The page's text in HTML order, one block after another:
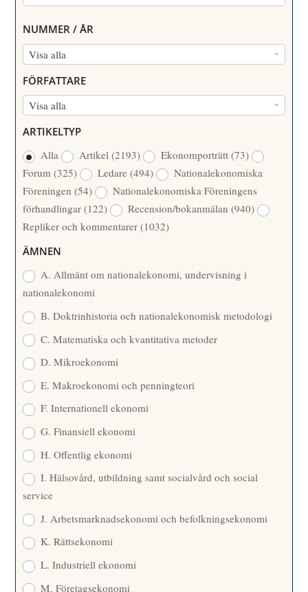
NUMMER / ÅR
Visa alla
N
M
M
/
Å
R
FÖRFATTARE
Visa alla
R
F
A
T
T
A
R
ARTIKELTYP
Alla
Artikel(2193) Ekonomporträtt(73)
Forum(325) Ledare(494)
Nationalekonomiska
Föreningen(54)
Nationalekonomiska Föreningens
förhandlingar(122) Recension/bokanmälan(940)
Repliker och kommentarer(1032)
ÄMNEN
A. Allmänt om nationalekonomi, undervisning i
nationalekonomi
B. Doktrinhistoria och nationalekonomisk metodologi
C. Matematiska och kvantitativa metoder
D. Mikroekonomi
E. Makroekonomi och penningteori
F. Internationell ekonomi
G. Finansiell ekonomi
H. Offentlig ekonomi
I. Hälsovård, utbildning samt socialvård och social
service
J. Arbetsmarknadsekonomi och befolkningsekonomi
K. Rättsekonomi
L. Industriell ekonomi
M. Företagsekonomi